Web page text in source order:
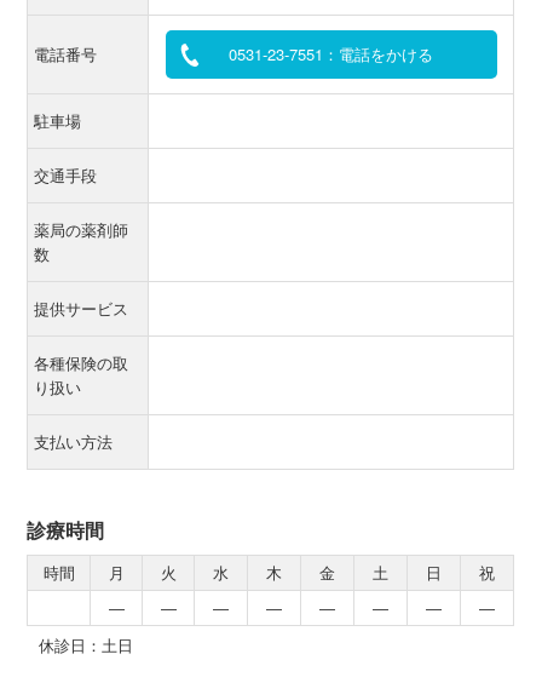
電話番号 0531-23-7551：電話をかける
駐車場
交通手段
薬局の薬剤師
数
提供サービス
各種保険の取
り扱い
支払い方法
診療時間
時間 月 火 水 木 金 土 日
祝
―
― ― ― ― ― ―
―
休診日：土日